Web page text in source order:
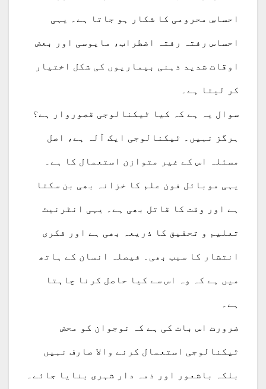
احساسِ محرومی کا شکار ہو جاتا ہے۔ یہی
احساس رفتہ رفتہ اضطراب، مایوسی اور بعض
اوقات شدید ذہنی بیماریوں کی شکل اختیار
کر لیتا ہے۔
سوال یہ ہے کہ کیا ٹیکنالوجی قصوروار ہے؟
ہرگز نہیں۔ ٹیکنالوجی ایک آلہ ہے، اصل
مسئلہ اس کے غیر متوازن استعمال کا ہے۔
یہی موبائل فون علم کا خزانہ بھی بن سکتا
ہے اور وقت کا قاتل بھی ہے۔ یہی انٹرنیٹ
تعلیم و تحقیق کا ذریعہ بھی ہے اور فکری
انتشار کا سبب بھی۔ فیصلہ انسان کے ہاتھ
میں ہے کہ وہ اس سے کیا حاصل کرنا چاہتا
ہے۔
ضرورت اس بات کی ہے کہ نوجوان کو محض
ٹیکنالوجی استعمال کرنے والا صارف نہیں
بلکہ باشعور اور ذمہ دار شہری بنایا جائے۔